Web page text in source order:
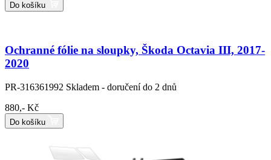
Do košíku
Ochranné fólie na sloupky, Škoda Octavia III, 2017-
2020
PR-316361992 Skladem - doručení do 2 dnů
880,- Kč
Do košíku